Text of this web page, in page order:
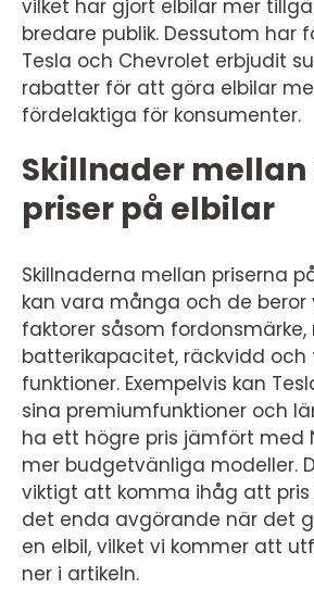
vilket har gjort elbilar mer
bredare publik. Dessutom har
Tesla och Chevrolet erbjudit
rabatter för att göra elbilar
fördelaktiga för konsumenter.
Skillnader mellan
priser på elbilar
Skillnaderna mellan priserna
kan vara många och de beror
faktorer såsom fordonsmärke,
batterikapacitet, räckvidd och
funktioner. Exempelvis kan
sina premiumfunktioner och
ha ett högre pris jämfört med
mer budgetvänliga modeller.
viktigt att komma ihåg att
det enda avgörande när det
en elbil, vilket vi kommer att
ner i artikeln.